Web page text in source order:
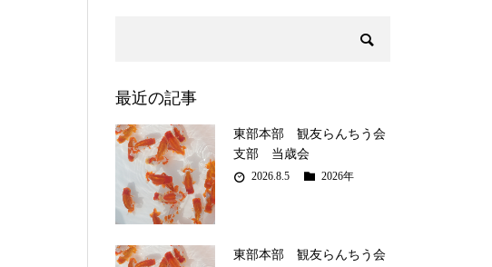
最近の記事
東部本部 観友らんちう会
支部 当歳会
2026.8.5 2026年
東部本部 観友らんちう会